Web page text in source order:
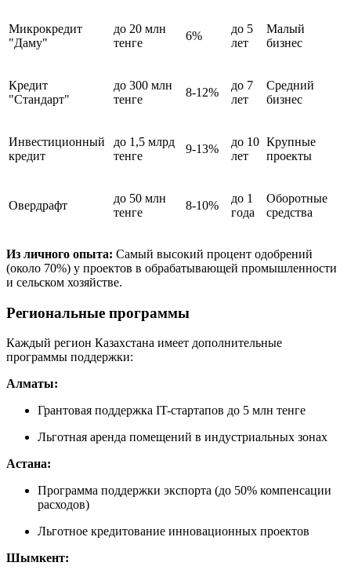
Микрокредит
"Даму"
до 20 млн
тенге
6%
до 5
лет
Малый
бизнес
Кредит
"Стандарт"
до 300 млн
тенге
8-12%
до 7
лет
Средний
бизнес
Инвестиционный
кредит
до 1,5 млрд
тенге
9-13%
до 10
лет
Крупные
проекты
Овердрафт
до 50 млн
тенге
8-10%
до 1
года
Оборотные
средства
Из личного опыта: Самый высокий процент одобрений
(около 70%) у проектов в обрабатывающей промышленности
и сельском хозяйстве.
Региональные программы
Каждый регион Казахстана имеет дополнительные
программы поддержки:
Алматы:
Грантовая поддержка IT-стартапов до 5 млн тенге
Льготная аренда помещений в индустриальных зонах
Астана:
Программа поддержки экспорта (до 50% компенсации
расходов)
Льготное кредитование инновационных проектов
Шымкент: